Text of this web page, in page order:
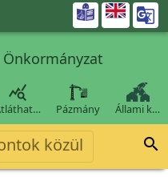

Önkormányzat

Pázmány Állami k…
közül 